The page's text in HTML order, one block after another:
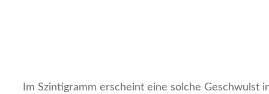
Im Szintigramm erscheint eine solche Geschwulst